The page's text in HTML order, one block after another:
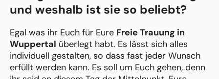
und weshalb ist sie so beliebt?
Egal was ihr Euch für Eure Freie Trauung in
Wuppertal überlegt habt. Es lässt sich alles
individuell gestalten, so dass fast jeder Wunsch
erfüllt werden kann. Es soll um Euch gehen, denn